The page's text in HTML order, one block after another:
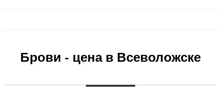
Брови - цена в Всеволожске